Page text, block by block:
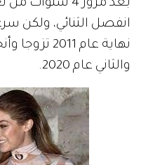
انفصل الثنائي، ولكن
والثاني عام 2020.